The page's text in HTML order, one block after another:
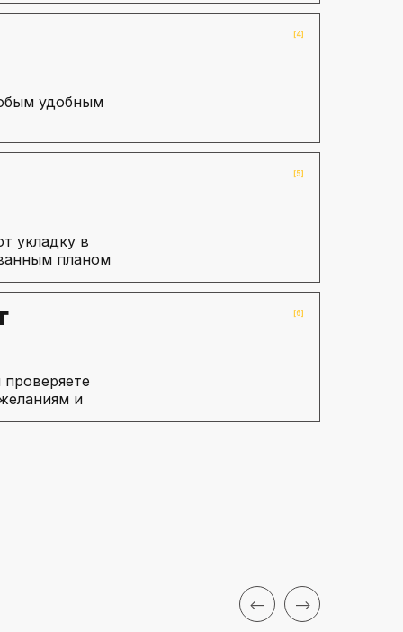
[4]
удобным
[5]
укладку в
планом
[6]
и
<-- -->